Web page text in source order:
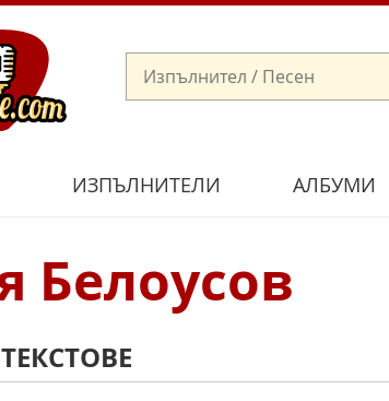
ИЗПЪЛНИТЕЛИ АЛБУМИ
Белоусов